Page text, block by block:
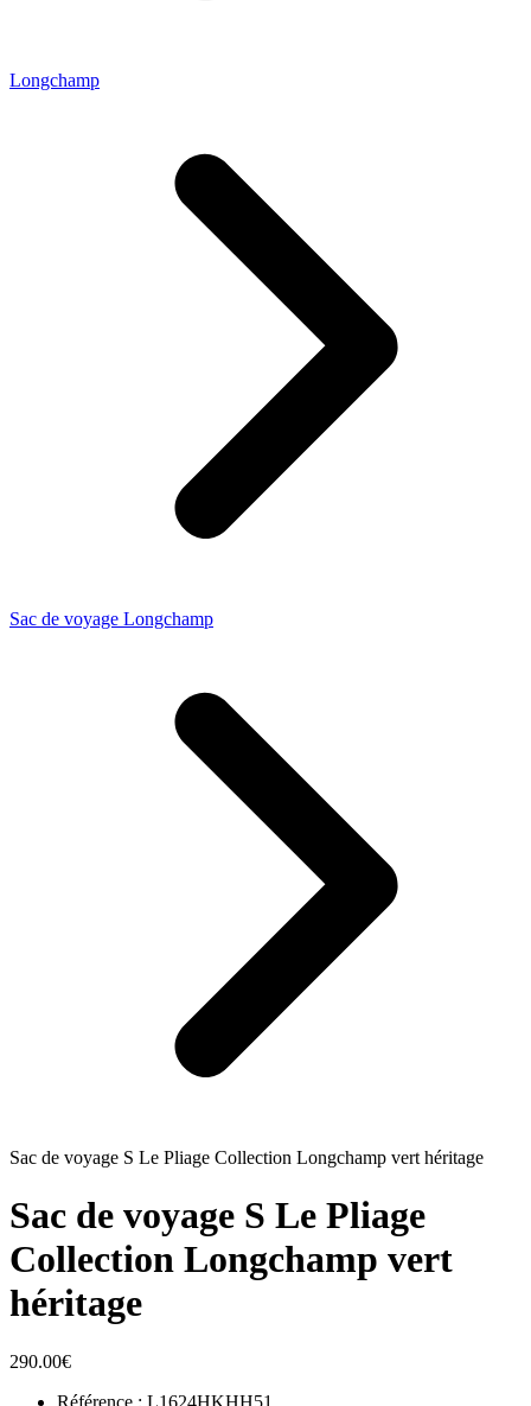
Longchamp
Sac de voyage Longchamp
Sac de voyage S Le Pliage Collection Longchamp vert héritage
Sac de voyage S Le Pliage
Collection Longchamp vert
héritage
290.00€
Référence : L1624HKHH51